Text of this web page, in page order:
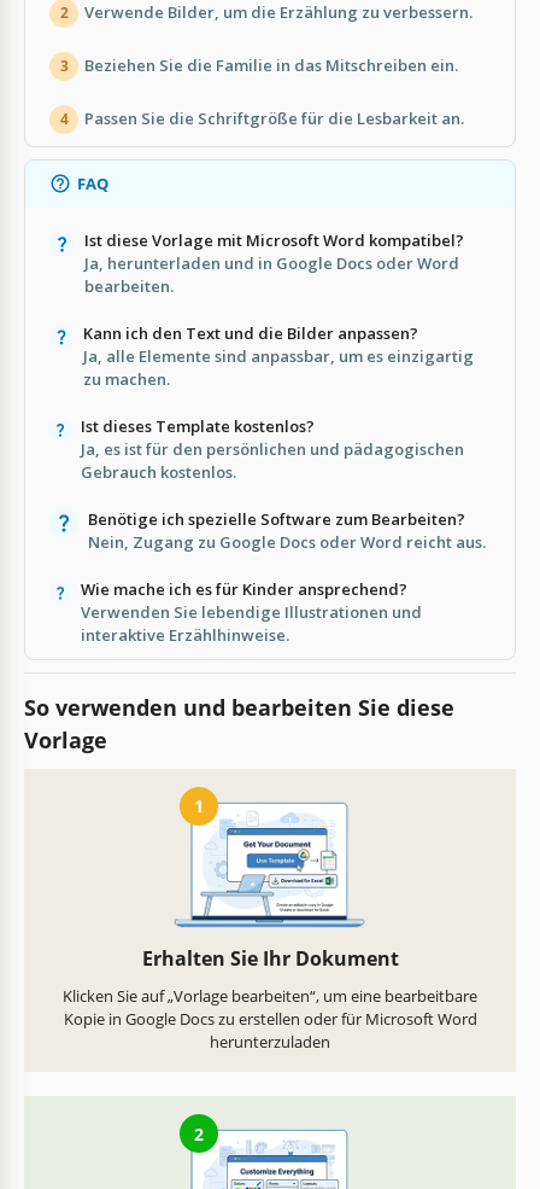
2 Verwende Bilder, um die Erzählung zu verbessern.
3 Beziehen Sie die Familie in das Mitschreiben ein.
4 Passen Sie die Schriftgröße für die Lesbarkeit an.
FAQ
Ist diese Vorlage mit Microsoft Word kompatibel?
Ja, herunterladen und in Google Docs oder Word
bearbeiten.
Kann ich den Text und die Bilder anpassen?
Ja, alle Elemente sind anpassbar, um es einzigartig
zu machen.
Ist dieses Template kostenlos?
Ja, es ist für den persönlichen und pädagogischen
Gebrauch kostenlos.
Benötige ich spezielle Software zum Bearbeiten?
Nein, Zugang zu Google Docs oder Word reicht aus.
Wie mache ich es für Kinder ansprechend?
Verwenden Sie lebendige Illustrationen und
interaktive Erzählhinweise.
So verwenden und bearbeiten Sie diese
Vorlage
1
Erhalten Sie Ihr Dokument
Klicken Sie auf „Vorlage bearbeiten“, um eine bearbeitbare
Kopie in Google Docs zu erstellen oder für Microsoft Word
herunterzuladen
2